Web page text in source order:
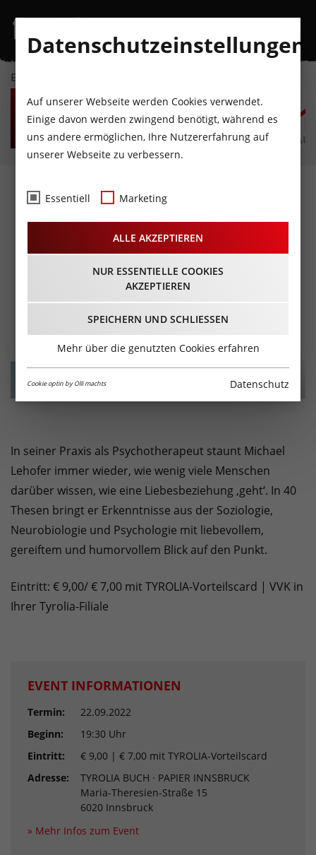
EVENTKALENDER
SO
9
AUGUST
MO
10
AUGUST
DI
11
AUGUST
MI
12
AUGUST
DO
13
AUGUST
Michael Lehofer: 40
verrückte Wahrheiten
über Frauen und Männer
22.09.2022 - Beginn 19:30 Uhr
In seiner Praxis als Psychotherapeut staunt Michael
Lehofer immer wieder, wie wenig viele Menschen
darüber wissen, wie eine Liebesbeziehung ‚geht‘. In 40
Thesen bringt er Erkenntnisse aus der Soziologie,
Neurobiologie und Psychologie mit liebevollem,
gereiftem und humorvollem Blick auf den Punkt.
Eintritt: € 9,00/ € 7,00 mit TYROLIA-Vorteilscard | VVK in
Ihrer Tyrolia-Filiale
EVENT INFORMATIONEN
Termin:
22.09.2022
Beginn:
19:30 Uhr
Eintritt:
€ 9,00 | € 7,00 mit TYROLIA-Vorteilscard
Adresse:
TYROLIA BUCH · PAPIER INNSBRUCK
Maria-Theresien-Straße 15
6020 Innsbruck
» Mehr Infos zum Event
Datenschutzeinstellungen
Auf unserer Webseite werden Cookies verwendet.
Einige davon werden zwingend benötigt, während es
uns andere ermöglichen, Ihre Nutzererfahrung auf
unserer Webseite zu verbessern.
Essentiell Marketing
ALLE AKZEPTIEREN
NUR ESSENTIELLE COOKIES
AKZEPTIEREN
SPEICHERN UND SCHLIESSEN
Mehr über die genutzten Cookies erfahren
Cookie optin by Olli machts Datenschutz